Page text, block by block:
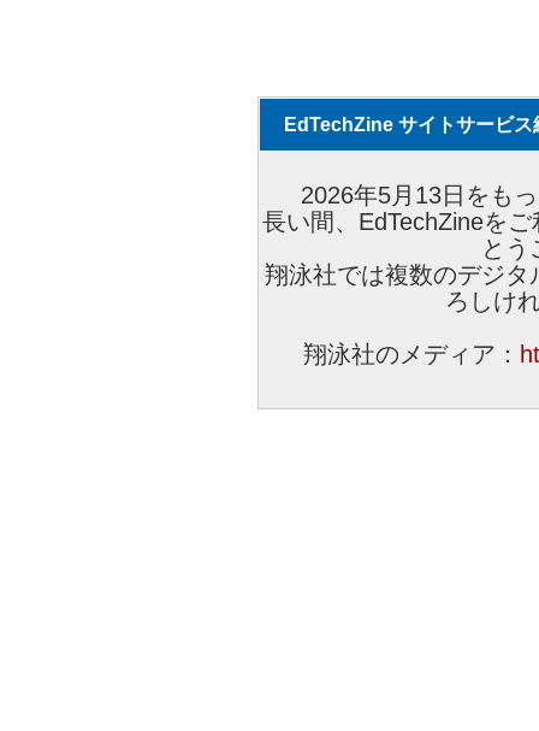
EdTechZine サイトサービス
2026年5月13日をも
長い間、EdTechZineを
とう
翔泳社では複数のデジ
ろしけ
翔泳社のメディア：